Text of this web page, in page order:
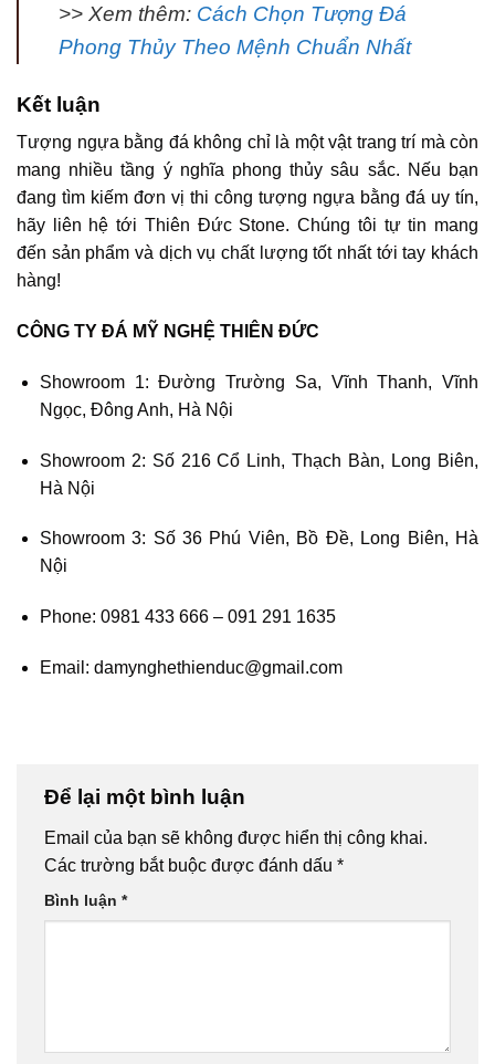
>> Xem thêm: Cách Chọn Tượng Đá
Phong Thủy Theo Mệnh Chuẩn Nhất
Kết luận
Tượng ngựa bằng đá không chỉ là một vật trang trí mà còn
mang nhiều tầng ý nghĩa phong thủy sâu sắc. Nếu bạn
đang tìm kiếm đơn vị thi công tượng ngựa bằng đá uy tín,
hãy liên hệ tới Thiên Đức Stone. Chúng tôi tự tin mang
đến sản phẩm và dịch vụ chất lượng tốt nhất tới tay khách
hàng!
CÔNG TY ĐÁ MỸ NGHỆ THIÊN ĐỨC
Showroom 1: Đường Trường Sa, Vĩnh Thanh, Vĩnh
Ngọc, Đông Anh, Hà Nội
Showroom 2: Số 216 Cổ Linh, Thạch Bàn, Long Biên,
Hà Nội
Showroom 3: Số 36 Phú Viên, Bồ Đề, Long Biên, Hà
Nội
Phone: 0981 433 666 – 091 291 1635
Email: damynghethienduc@gmail.com
Để lại một bình luận
Email của bạn sẽ không được hiển thị công khai.
Các trường bắt buộc được đánh dấu *
Bình luận *